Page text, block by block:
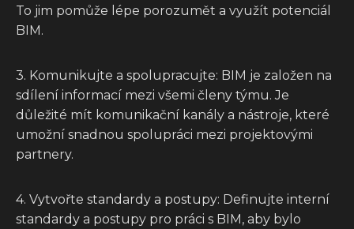
To jim pomůže lépe porozumět a využít potenciál
BIM.
3. Komunikujte a spolupracujte: BIM je založen na
sdílení informací mezi všemi členy týmu. Je
důležité mít komunikační kanály a nástroje, které
umožní snadnou spolupráci mezi projektovými
partnery.
4. Vytvořte standardy a postupy: Definujte interní
standardy a postupy pro práci s BIM, aby bylo